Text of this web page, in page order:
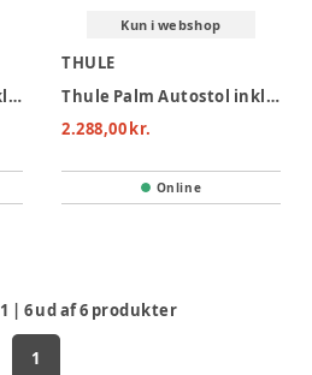
Thule Palm Autostol inkl. footrest - Grey
Kun i webshop
THULE
Thule Palm Autostol inkl. footrest - Beige
2.288,00 kr.
Online
1 | 6ud af6 produkter
1